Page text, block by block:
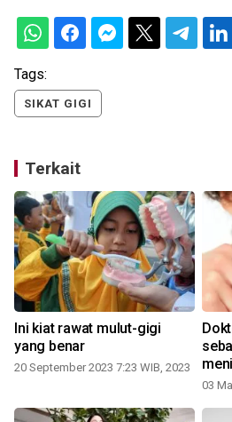
Tags:
SIKAT GIGI
Terkait
Ini kiat rawat mulut-gigi
yang benar
20 September 2023 7:23 WIB, 2023
03